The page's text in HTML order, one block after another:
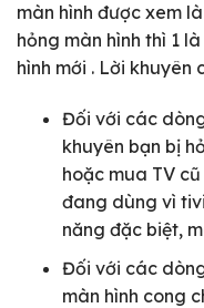
màn hình được xem
hỏng màn hình thì 1
hình mới . Lời khuyên
Đối với các
khuyên bạn bị
hoặc mua TV
đang dùng vì
năng đặc biệt,
Đối với các
màn hình cong